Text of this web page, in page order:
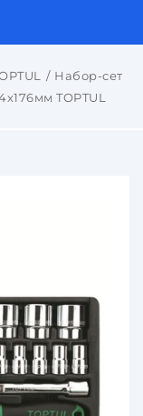
Набор-сет
TOPTUL